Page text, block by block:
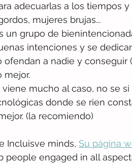
adecuarlas a los tiempos
mujeres brujas...
un grupo de
intenciones y se
ofendan a nadie y conseguir
mejor.
viene mucho al caso, no se
donde se rien
(la recomiendo)
Incluisve minds, Su página
people engaged in all